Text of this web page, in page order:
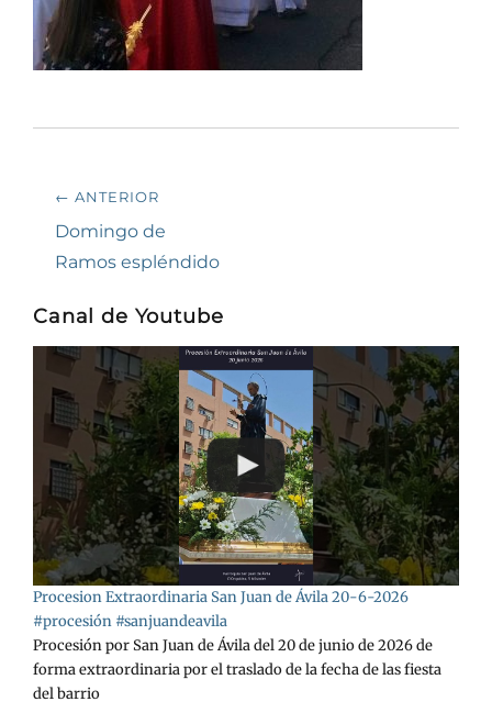
Navegación
de
entradas
← ANTERIOR
Entrada
anterior:
Domingo de
Ramos espléndido
Canal de Youtube
Procesion Extraordinaria San Juan de Ávila 20-6-2026
#procesión #sanjuandeavila
Procesión por San Juan de Ávila del 20 de junio de 2026 de
forma extraordinaria por el traslado de la fecha de las fiesta
del barrio